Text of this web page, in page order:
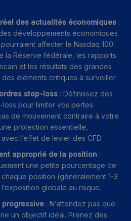
des actualités économiques :
développements économiques
affecter le Nasdaq 100.
la Réserve fédérale, les rapports
et les résultats des grandes
éléments critiques à surveiller.
stop-loss : Définissez des
pour limiter vos pertes
de mouvement contraire à votre
protection essentielle,
l’effet de levier des CFD.
approprié de la position :
une petite pourcentage de
position (généralement 1-3
globale au risque.
progressive : N’attendez pas que
un objectif idéal. Prenez des